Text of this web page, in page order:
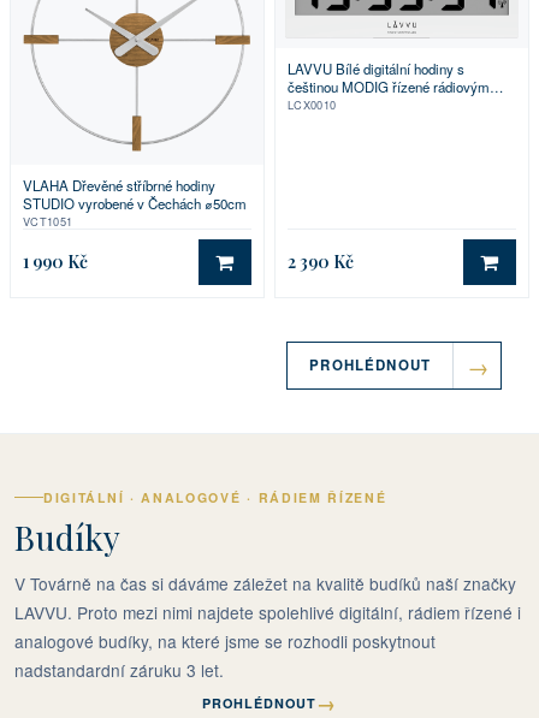
VLAHA Dřevěné stříbrné hodiny
STUDIO vyrobené v Čechách ⌀50cm
VCT1051
1 990 Kč DO KOŠÍKU
LAVVU Bílé digitální hodiny s
češtinou MODIG řízené rádiovým
signálem
LCX0010
2 390 Kč DO
PROHLÉDNOUT
DIGITÁLNÍ · ANALOGOVÉ · RÁDIEM ŘÍZENÉ
Budíky
V Továrně na čas si dáváme záležet na kvalitě budíků naší značky
LAVVU. Proto mezi nimi najdete spolehlivé digitální, rádiem řízené i
analogové budíky, na které jsme se rozhodli poskytnout
nadstandardní záruku 3 let.
PROHLÉDNOUT →